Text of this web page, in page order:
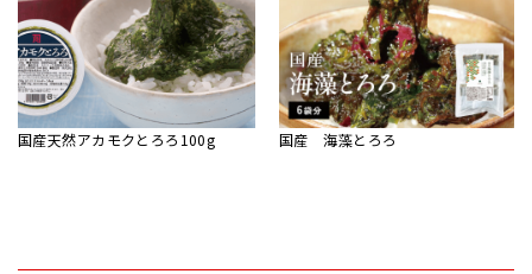
国産天然アカモクとろろ100g 国産 海藻とろろ